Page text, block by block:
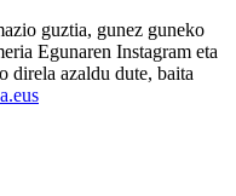
guztia, gunez guneko
Egunaren Instagram eta
direla azaldu dute, baita